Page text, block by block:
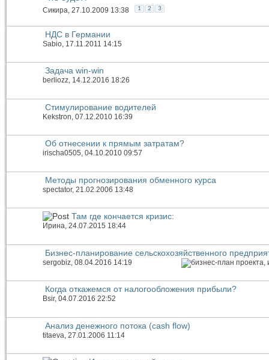
Сикира, 27.10.2009 13:38 1 2 3
НДС в Германии
Sabio, 17.11.2011 14:15
Задача win-win
berliozz, 14.12.2016 18:26
Стимулирование водителей
Kekstron , 07.12.2010 16:39
Об отнесении к прямым затратам?
irischa0505, 04.10.2010 09:57
Методы прогнозирования обменного курса
spectator, 21.02.2006 13:48
Там где кончается кризис:
Иринa, 24.07.2015 18:44
Бизнес-планирование сельскохозяйственного
sergobiz , 08.04.2016 14:19
Когда откажемся от налогообложения прибыли?
Bsir, 04.07.2016 22:52
Анализ денежного потока (cash flow)
titaeva , 27.01.2006 11:14